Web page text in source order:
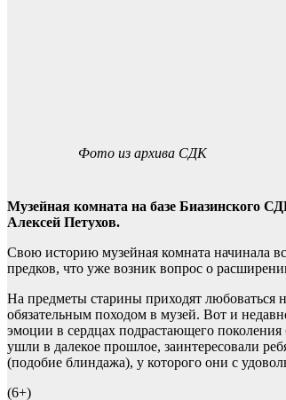
Фото из архива СДК
Музейная комната на базе Биазинского
Алексей Петухов.
Свою историю музейная комната начинала
предков, что уже возник вопрос о
На предметы старины приходят любоваться
обязательным походом в музей. Вот и
эмоции в сердцах подрастающего
ушли в далекое прошлое, заинтересовали
(подобие блиндажа), у которого они с
(6+)